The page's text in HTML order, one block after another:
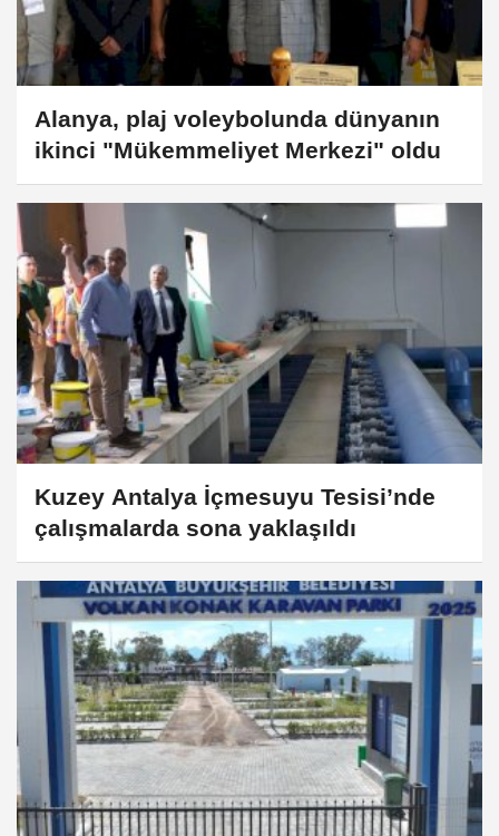
Alanya, plaj voleybolunda dünyanın
ikinci "Mükemmeliyet Merkezi" oldu
Kuzey Antalya İçmesuyu Tesisi’nde
çalışmalarda sona yaklaşıldı